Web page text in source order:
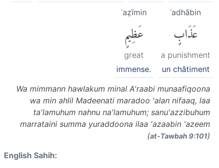
ʿadhābin
عَذَابٍ
a punishment
un châtiment
ʿaẓīmin
عَظِيمٍ
great
immense.
Wa mimmann hawlakum minal A'raabi munaafiqoona
wa min ahlil Madeenati maradoo 'alan nifaaq, laa
ta'lamuhum nahnu na'lamuhum; sanu'azzibuhum
marrataini summa yuraddoona ilaa 'azaabin 'azeem
(at-Tawbah 9:101)
English Sahih: